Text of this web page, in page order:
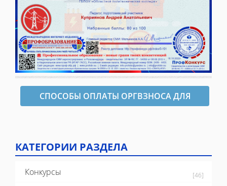
СПОСОБЫ ОПЛАТЫ ОРГВЗНОСА ДЛЯ
КАТЕГОРИИ РАЗДЕЛА
Конкурсы [46]